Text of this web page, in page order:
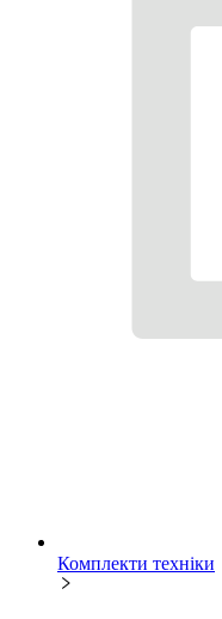
Комплекти техніки